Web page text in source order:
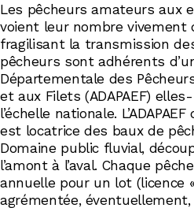
Les pêcheurs amateurs aux
voient leur nombre vivement
fragilisant la transmission
pêcheurs sont adhérents
Départementale des
et aux Filets (ADAPAEF)
l’échelle nationale.
est locatrice des baux de
Domaine public fluvial,
l’amont à l’aval. Chaque
annuelle pour un lot (licence
agrémentée,